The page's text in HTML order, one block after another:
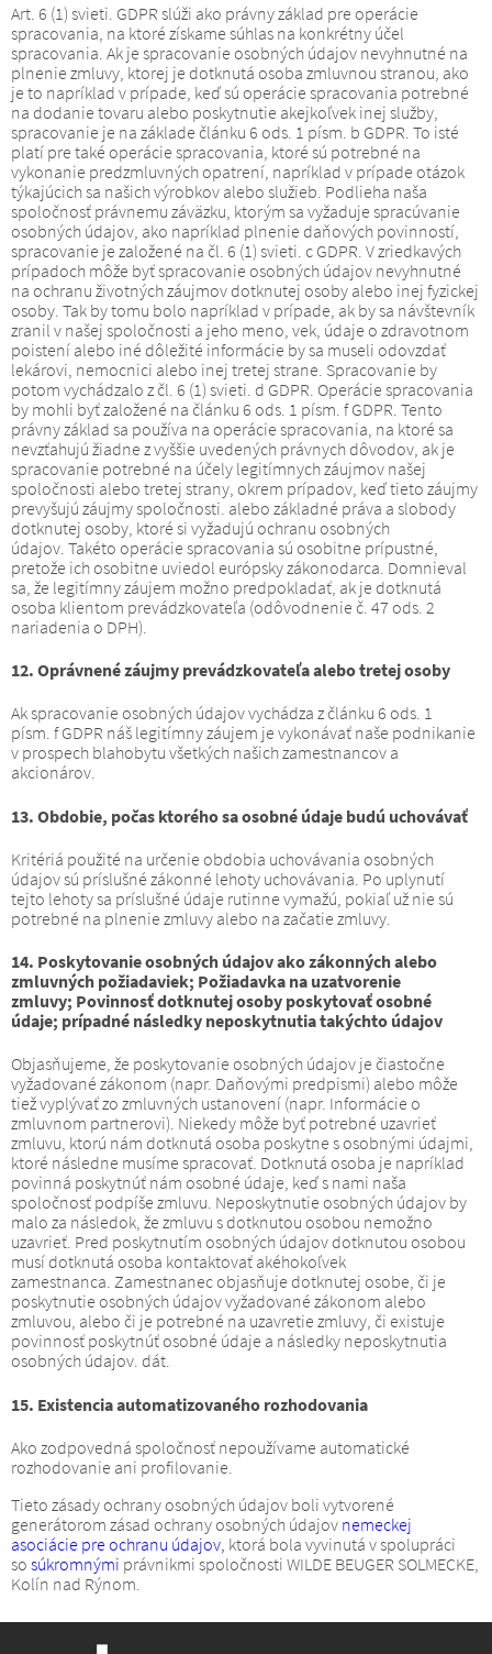
Art. 6 (1) svieti. GDPR slúži ako právny základ pre operácie
spracovania, na ktoré získame súhlas na konkrétny účel
spracovania. Ak je spracovanie osobných údajov nevyhnutné na
plnenie zmluvy, ktorej je dotknutá osoba zmluvnou stranou, ako
je to napríklad v prípade, keď sú operácie spracovania potrebné
na dodanie tovaru alebo poskytnutie akejkoľvek inej služby,
spracovanie je na základe článku 6 ods. 1 písm. b GDPR. To isté
platí pre také operácie spracovania, ktoré sú potrebné na
vykonanie predzmluvných opatrení, napríklad v prípade otázok
týkajúcich sa našich výrobkov alebo služieb. Podlieha naša
spoločnosť právnemu záväzku, ktorým sa vyžaduje spracúvanie
osobných údajov, ako napríklad plnenie daňových povinností,
spracovanie je založené na čl. 6 (1) svieti. c GDPR. V zriedkavých
prípadoch môže byť spracovanie osobných údajov nevyhnutné
na ochranu životných záujmov dotknutej osoby alebo inej fyzickej
osoby. Tak by tomu bolo napríklad v prípade, ak by sa návštevník
zranil v našej spoločnosti a jeho meno, vek, údaje o zdravotnom
poistení alebo iné dôležité informácie by sa museli odovzdať
lekárovi, nemocnici alebo inej tretej strane. Spracovanie by
potom vychádzalo z čl. 6 (1) svieti. d GDPR. Operácie spracovania
by mohli byť založené na článku 6 ods. 1 písm. f GDPR. Tento
právny základ sa používa na operácie spracovania, na ktoré sa
nevzťahujú žiadne z vyššie uvedených právnych dôvodov, ak je
spracovanie potrebné na účely legitímnych záujmov našej
spoločnosti alebo tretej strany, okrem prípadov, keď tieto záujmy
prevyšujú záujmy spoločnosti. alebo základné práva a slobody
dotknutej osoby, ktoré si vyžadujú ochranu osobných
údajov. Takéto operácie spracovania sú osobitne prípustné,
pretože ich osobitne uviedol európsky zákonodarca. Domnieval
sa, že legitímny záujem možno predpokladať, ak je dotknutá
osoba klientom prevádzkovateľa (odôvodnenie č. 47 ods. 2
nariadenia o DPH).
12. Oprávnené záujmy prevádzkovateľa alebo tretej osoby
Ak spracovanie osobných údajov vychádza z článku 6 ods. 1
písm. f GDPR náš legitímny záujem je vykonávať naše podnikanie
v prospech blahobytu všetkých našich zamestnancov a
akcionárov.
13. Obdobie, počas ktorého sa osobné údaje budú uchovávať
Kritériá použité na určenie obdobia uchovávania osobných
údajov sú príslušné zákonné lehoty uchovávania. Po uplynutí
tejto lehoty sa príslušné údaje rutinne vymažú, pokiaľ už nie sú
potrebné na plnenie zmluvy alebo na začatie zmluvy.
14. Poskytovanie osobných údajov ako zákonných alebo
zmluvných požiadaviek; Požiadavka na uzatvorenie
zmluvy; Povinnosť dotknutej osoby poskytovať osobné
údaje; prípadné následky neposkytnutia takýchto údajov
Objasňujeme, že poskytovanie osobných údajov je čiastočne
vyžadované zákonom (napr. Daňovými predpismi) alebo môže
tiež vyplývať zo zmluvných ustanovení (napr. Informácie o
zmluvnom partnerovi). Niekedy môže byť potrebné uzavrieť
zmluvu, ktorú nám dotknutá osoba poskytne s osobnými údajmi,
ktoré následne musíme spracovať. Dotknutá osoba je napríklad
povinná poskytnúť nám osobné údaje, keď s nami naša
spoločnosť podpíše zmluvu. Neposkytnutie osobných údajov by
malo za následok, že zmluvu s dotknutou osobou nemožno
uzavrieť. Pred poskytnutím osobných údajov dotknutou osobou
musí dotknutá osoba kontaktovať akéhokoľvek
zamestnanca. Zamestnanec objasňuje dotknutej osobe, či je
poskytnutie osobných údajov vyžadované zákonom alebo
zmluvou, alebo či je potrebné na uzavretie zmluvy, či existuje
povinnosť poskytnúť osobné údaje a následky neposkytnutia
osobných údajov. dát.
15. Existencia automatizovaného rozhodovania
Ako zodpovedná spoločnosť nepoužívame automatické
rozhodovanie ani profilovanie.
Tieto zásady ochrany osobných údajov boli vytvorené
generátorom zásad ochrany osobných údajov nemeckej
asociácie pre ochranu údajov, ktorá bola vyvinutá v spolupráci
so súkromnými právnikmi spoločnosti WILDE BEUGER SOLMECKE,
Kolín nad Rýnom.